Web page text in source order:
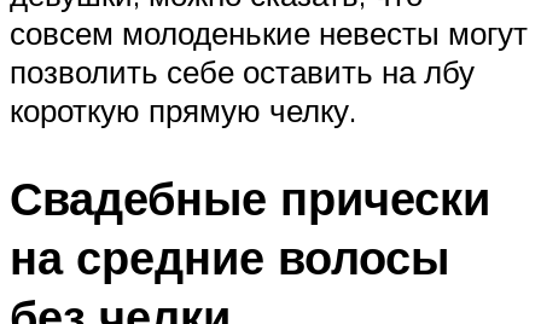
совсем молоденькие невесты могут
позволить себе оставить на лбу
короткую прямую челку.
Свадебные прически
на средние волосы